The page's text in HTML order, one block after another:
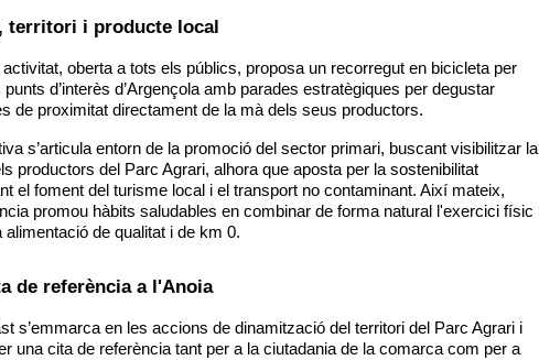
territori i producte local
oberta a tots els públics, proposa un recorregut en bicicleta per
d’interès d’Argençola amb parades estratègiques per degustar
de proximitat directament de la mà dels seus productors.
s’articula entorn de la promoció del sector primari, buscant visibilitzar la
productors del Parc Agrari, alhora que aposta per la sostenibilitat
el foment del turisme local i el transport no contaminant. Així mateix,
promou hàbits saludables en combinar de forma natural l'exercici físic
alimentació de qualitat i de km 0.
de referència a l'Anoia
s’emmarca en les accions de dinamització del territori del Parc Agrari i
una cita de referència tant per a la ciutadania de la comarca com per a